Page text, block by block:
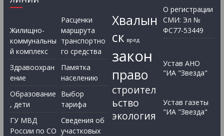
Жилищно-
коммунальны
й комплекс
Здравоохран
ение
Образование
, дети
ГУ МВД
России по СО
Расценки
маршрута
транспортно
го средства
Памятка
населению
Выбор
тарифа
Сведения об
участковых
Хвалын
ск вред
закон
право
строител
ьство
экология
О регистрации
СМИ: Эл №
ФС77-53449
Устав АНО
"ИА "Звезда"
Устав газеты
"ИА "Звезда"